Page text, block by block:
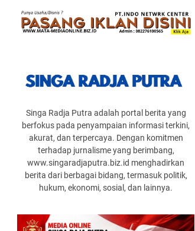
Singa Radja Putra adalah portal berita yang
berfokus pada penyampaian informasi terkini,
akurat, dan terpercaya. Dengan komitmen
terhadap jurnalisme yang berimbang,
www.singaradjaputra.biz.id menghadirkan
berita dari berbagai bidang, termasuk politik,
hukum, ekonomi, sosial, dan lainnya.